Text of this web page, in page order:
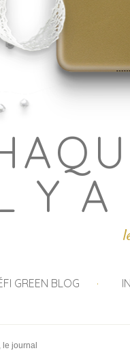
Y A
GREEN BLOG
journal